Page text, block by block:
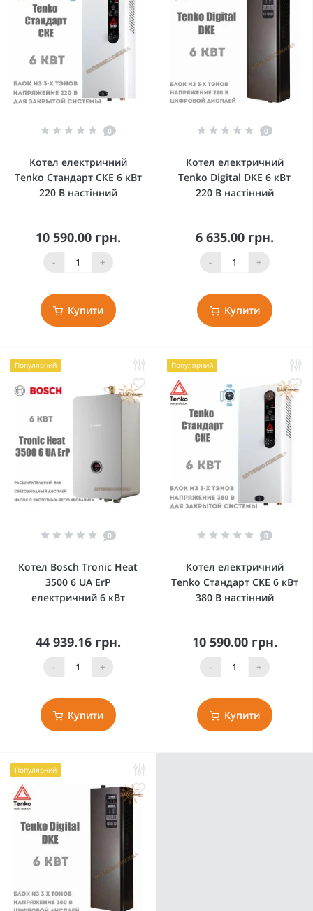
0
Котел електричний
Tenko Стандарт СКЕ 6 кВт
220 В настінний
10 590.00 грн.
- +
Купити
0
Котел електричний
Tenko Digital DKE 6 кВт
220 В настінний
6 635.00 грн.
- +
Купити
Популярний
0
Котел Bosch Tronic Heat
3500 6 UA ErP
електричний 6 кВт
44 939.16 грн.
- +
Купити
Популярний
0
Котел електричний
Tenko Стандарт СКЕ 6 кВт
380 В настінний
10 590.00 грн.
- +
Купити
Популярний